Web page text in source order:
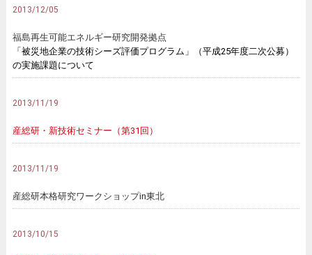
2013/12/05
福島再生可能エネルギー研究開発拠点
「被災地企業の技術シーズ評価プログラム」（平成25年度二次公募）
の実施課題について
2013/11/19
産総研・新技術セミナー（第31回）
2013/11/19
産総研本格研究ワークショップin東北
2013/10/15